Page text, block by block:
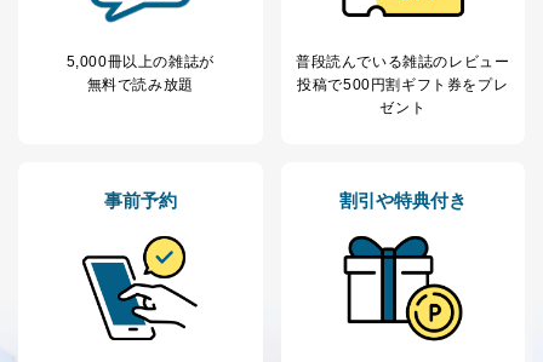
個人情報の種類
購入商品の配送のため
商品代金回収のため
ｅメール等による商品、サービ
ス、キャンペーン等の広告の案内
閲覧履歴や購買履歴等の情報を分
析して、趣味・嗜好に
応じた新商品・サービスに関する
当社にお問合わせ
いただいた方の個
人情報
お問い合わせ対応、トラブル対
処、オペレーター教育など応対品
5,000冊以上の雑誌が
無料で読み放題
普段読んでいる雑誌のレビュー
投稿で500円割ギフト券をプレ
ゼント
事前予約 割引や特典付き